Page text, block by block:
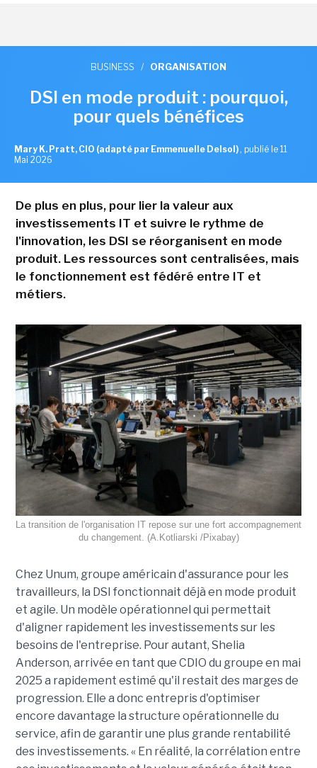
BUSINESS / ORGANISATION
DSI en mode produit : pourquoi,
pour quels bénéfices
Mary K. Pratt, CIO (adapté par Emmenuelle Delsol) , publié le 11
Mai 2026
De plus en plus, pour lier la valeur aux
investissements IT et suivre le rythme de
l'innovation, les DSI se réorganisent en mode
produit. Les ressources sont centralisées, mais
le fonctionnement est fédéré entre IT et
métiers.
La transition de l'organisation IT repose sur une fort accompagnement
du changement. (A.Kotliarski /Pixabay)
Chez Unum, groupe américain d'assurance pour les
travailleurs, la DSI fonctionnait déjà en mode produit
et agile. Un modèle opérationnel qui permettait
d'aligner rapidement les investissements sur les
besoins de l'entreprise. Pour autant, Shelia
Anderson, arrivée en tant que CDIO du groupe en mai
2025 a rapidement estimé qu'il restait des marges de
progression. Elle a donc entrepris d'optimiser
encore davantage la structure opérationnelle du
service, afin de garantir une plus grande rentabilité
des investissements. « En réalité, la corrélation entre